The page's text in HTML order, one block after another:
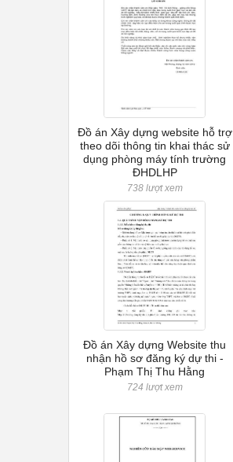
Đồ án Xây dựng website hỗ trợ
theo dõi thông tin khai thác sử
dụng phòng máy tính trường
ĐHDLHP
738 lượt xem
Đồ án Xây dựng Website thu
nhận hồ sơ đăng ký dự thi -
Phạm Thị Thu Hằng
724 lượt xem